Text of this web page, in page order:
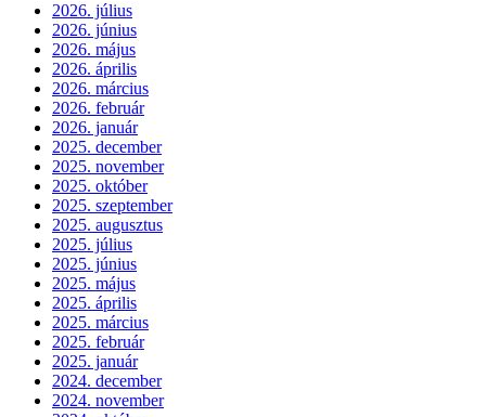
2026. július
2026. június
2026. május
2026. április
2026. március
2026. február
2026. január
2025. december
2025. november
2025. október
2025. szeptember
2025. augusztus
2025. július
2025. június
2025. május
2025. április
2025. március
2025. február
2025. január
2024. december
2024. november